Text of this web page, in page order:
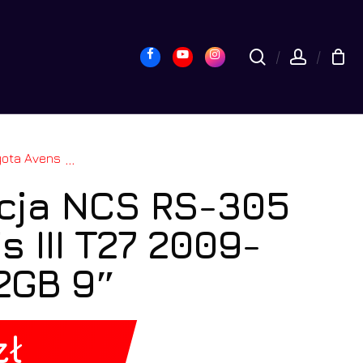
search
FacebookYoutubeInstagram
Android 2GB 9″ ...
NCS RS-305
III T27 2009-
9″